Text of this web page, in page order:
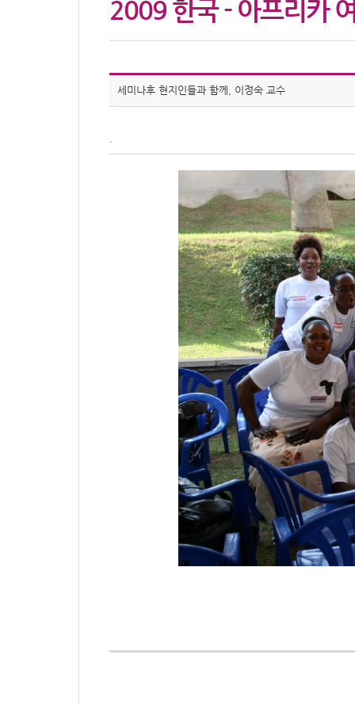
2009 한국 - 아프리카
세미나후 현지인들과 함께, 이정숙 교수